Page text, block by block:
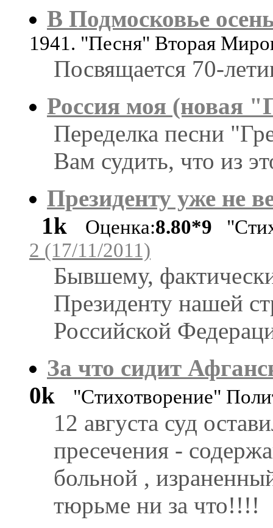
В Подмосковье
1941. "Песня" Вторая
Посвящается 70-
Россия моя (новая
Переделка песни
Вам судить, что из
Президенту уже не
1k
Оценка:8.80*9
2 (17/11/2011)
Бывшему,
Президенту нашей
Российской
За что сидит
0k
"Стихотворение"
12 августа суд
пресечения -
больной ,
тюрьме ни за что!!!!